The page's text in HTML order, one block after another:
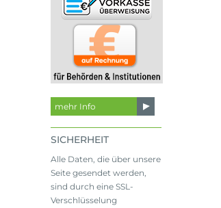
mehr Info
SICHERHEIT
Alle Daten, die über unsere
Seite gesendet werden,
sind durch eine SSL-
Verschlüsselung